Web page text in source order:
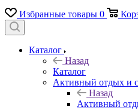
Избранные товары 0
Каталог
Назад
Каталог
Активный отдых и
Назад
Активный